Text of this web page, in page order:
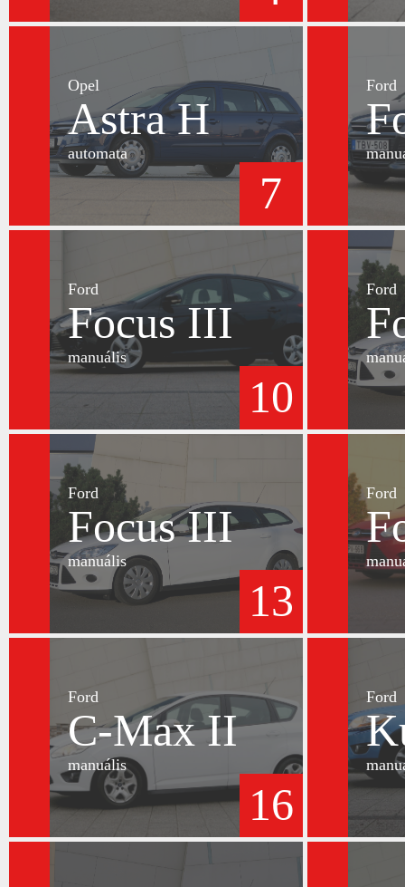
Opel
Astra H
automata
7
Ford
Ford
Focus III
manuális
10
Ford
Ford
Focus III
manuális
13
Ford
Ford
C-Max II
manuális
16
Ford